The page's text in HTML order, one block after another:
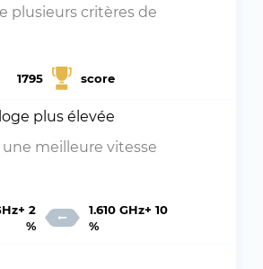
plusieurs critères de
1795 score
plus élevée
une meilleure vitesse
2
%
1.610 GHz+ 10
%